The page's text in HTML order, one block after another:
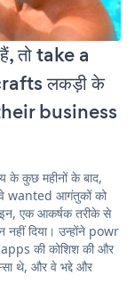
तो take a
लकड़ी के
their business
के कुछ महीनों के बाद,
wanted आगंतुकों को
एक आकर्षक तरीके से
नहीं दिया। उन्होंने powr
की कोशिश की और
थे, और वे भद्दे और